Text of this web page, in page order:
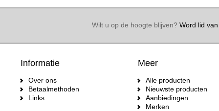
Wilt u op de hoogte blijven?Word lid van
Informatie
Over ons
Betaalmethoden
Links
Meer
Alle producten
Nieuwste producten
Aanbiedingen
Merken